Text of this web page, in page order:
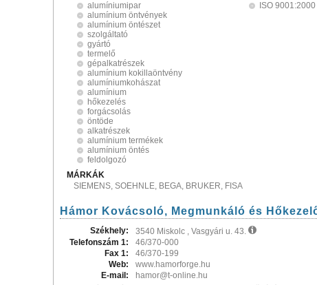
alumíniumipar
alumínium öntvények
alumínium öntészet
szolgáltató
gyártó
termelő
gépalkatrészek
alumínium kokillaöntvény
alumíniumkohászat
alumínium
hőkezelés
forgácsolás
öntöde
alkatrészek
alumínium termékek
alumínium öntés
feldolgozó
ISO 9001:2000
MÁRKÁK
SIEMENS, SOEHNLE, BEGA, BRUKER, FISA
Hámor Kovácsoló, Megmunkáló és
Székhely:
3540 Miskolc , Vasgyári u. 43.
Telefonszám 1:
46/370-000
Fax 1:
46/370-199
Web:
www.hamorforge.hu
E-mail:
hamor@t-online.hu